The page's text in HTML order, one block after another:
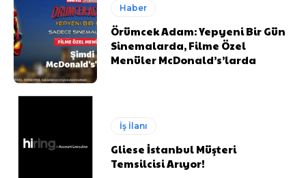
Haber
Örümcek Adam: Yepyeni Bir Gün
Sinemalarda, Filme Özel
Menüler McDonald’s’larda
İş İlanı
Gliese İstanbul Müşteri
Temsilcisi Arıyor!